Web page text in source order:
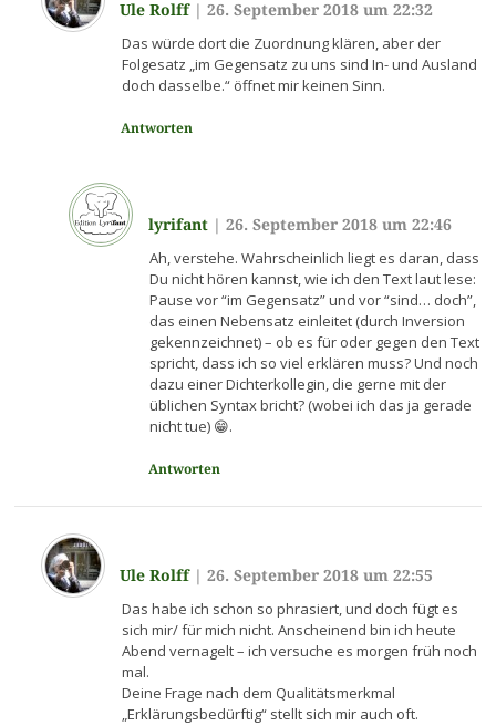
Ule Rolff|26. September 2018 um 22:32
Das würde dort die Zuordnung klären, aber der
Folgesatz „im Gegensatz zu uns sind In- und Ausland
doch dasselbe.“ öffnet mir keinen Sinn.
Antworten
lyrifant| 26. September 2018 um 22:46
Ah, verstehe. Wahrscheinlich liegt es daran, dass
Du nicht hören kannst, wie ich den Text laut lese:
Pause vor “im Gegensatz” und vor “sind… doch”,
das einen Nebensatz einleitet (durch Inversion
gekennzeichnet) – ob es für oder gegen den Text
spricht, dass ich so viel erklären muss? Und noch
dazu einer Dichterkollegin, die gerne mit der
üblichen Syntax bricht? (wobei ich das ja gerade
nicht tue) 😁.
Antworten
Ule Rolff|26. September 2018 um 22:55
Das habe ich schon so phrasiert, und doch fügt es
sich mir/ für mich nicht. Anscheinend bin ich heute
Abend vernagelt – ich versuche es morgen früh noch
mal.
Deine Frage nach dem Qualitätsmerkmal
„Erklärungsbedürftig“ stellt sich mir auch oft.